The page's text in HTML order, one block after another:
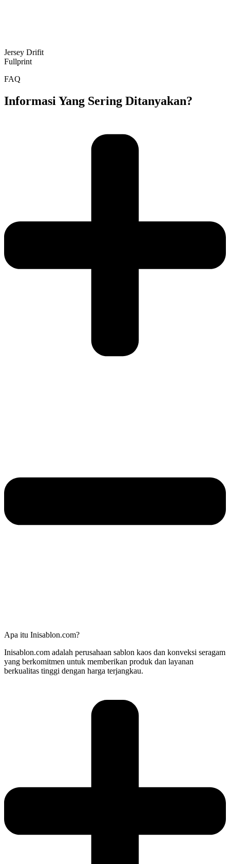
Jersey Drifit
Fullprint
FAQ
Informasi Yang Sering Ditanyakan?
Apa itu Inisablon.com?
Inisablon.com adalah perusahaan sablon kaos dan konveksi seragam
yang berkomitmen untuk memberikan produk dan layanan
berkualitas tinggi dengan harga terjangkau.